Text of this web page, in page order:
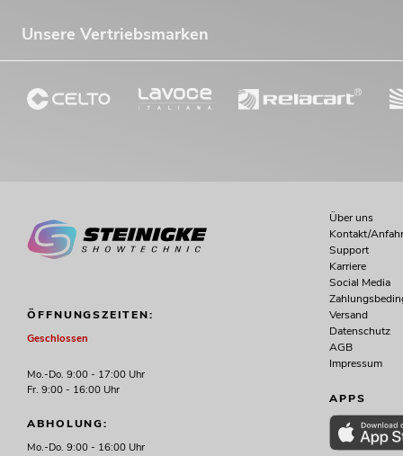
Unsere Vertriebsmarken
ÖFFNUNGSZEITEN:
Geschlossen
Mo.-Do. 9:00 - 17:00 Uhr
Fr. 9:00 - 16:00 Uhr
ABHOLUNG:
Mo.-Do. 9:00 - 16:00 Uhr
Über uns
Kontakt/
Support
Karriere
Social Media
Versand
Datenschutz
AGB
Impressum
APPS